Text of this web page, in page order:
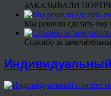
ЗАКАЗЫВАЛИ
Мы решили сделать ему
Спасибо за